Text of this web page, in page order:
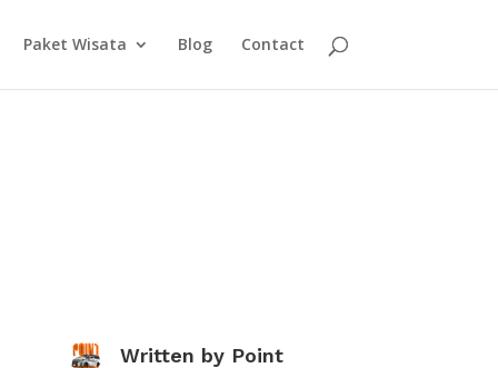
Paket Wisata Blog Contact
Written by Point